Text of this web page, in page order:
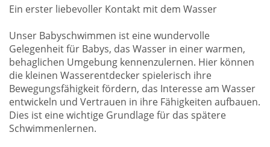
Ein erster liebevoller Kontakt mit dem Wasser
Unser Babyschwimmen ist eine wundervolle
Gelegenheit für Babys, das Wasser in einer warmen,
behaglichen Umgebung kennenzulernen. Hier können
die kleinen Wasserentdecker spielerisch ihre
Bewegungsfähigkeit fördern, das Interesse am Wasser
entwickeln und Vertrauen in ihre Fähigkeiten aufbauen.
Dies ist eine wichtige Grundlage für das spätere
Schwimmenlernen.